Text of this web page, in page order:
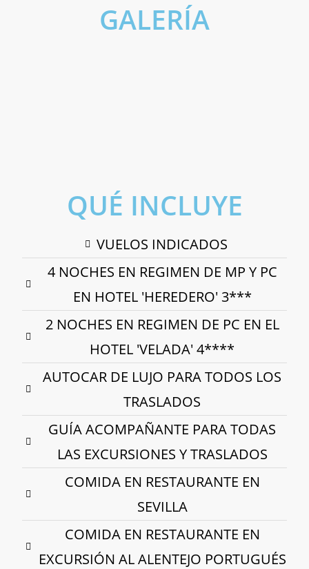
GALERÍA
QUÉ INCLUYE
VUELOS INDICADOS
4 NOCHES EN REGIMEN DE MP Y PC
EN HOTEL 'HEREDERO' 3***
2 NOCHES EN REGIMEN DE PC EN EL
HOTEL 'VELADA' 4****
AUTOCAR DE LUJO PARA TODOS LOS
TRASLADOS
GUÍA ACOMPAÑANTE PARA TODAS
LAS EXCURSIONES Y TRASLADOS
COMIDA EN RESTAURANTE EN
SEVILLA
COMIDA EN RESTAURANTE EN
EXCURSIÓN AL ALENTEJO PORTUGUÉS